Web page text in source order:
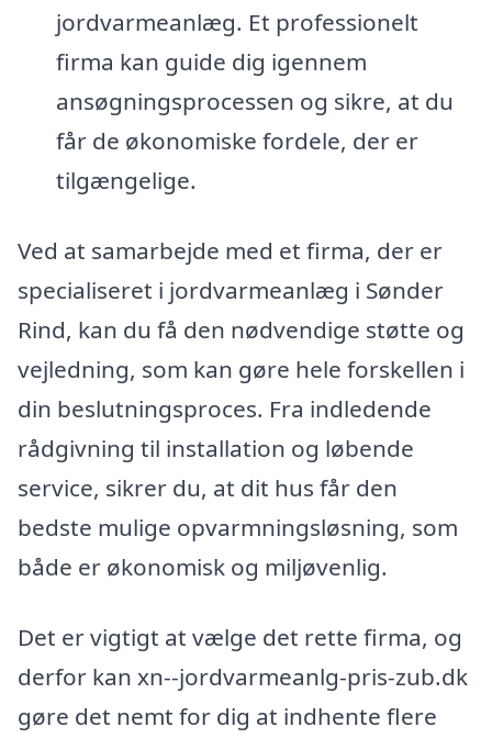
jordvarmeanlæg. Et professionelt
firma kan guide dig igennem
ansøgningsprocessen og sikre, at du
får de økonomiske fordele, der er
tilgængelige.
Ved at samarbejde med et firma, der er
specialiseret i jordvarmeanlæg i Sønder
Rind, kan du få den nødvendige støtte og
vejledning, som kan gøre hele forskellen i
din beslutningsproces. Fra indledende
rådgivning til installation og løbende
service, sikrer du, at dit hus får den
bedste mulige opvarmningsløsning, som
både er økonomisk og miljøvenlig.
Det er vigtigt at vælge det rette firma, og
derfor kan xn--jordvarmeanlg-pris-zub.dk
gøre det nemt for dig at indhente flere